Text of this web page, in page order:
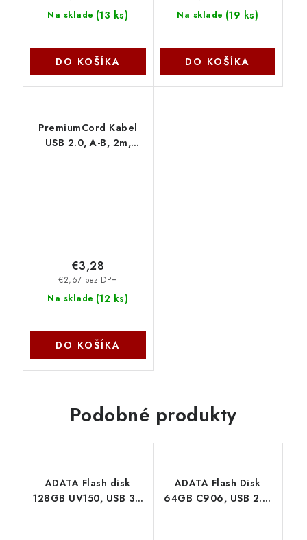
Na sklade (13 ks)
DO KOŠÍKA
Na sklade (19 ks)
DO KOŠÍKA
PremiumCord Kabel
USB 2.0, A-B, 2m,
Na sklade (12 ks)
€2,67 bez DPH
€3,28
DO KOŠÍKA
Podobné produkty
ADATA Flash disk
128GB UV150, USB 3.1
ADATA Flash Disk
64GB C906, USB 2.0,